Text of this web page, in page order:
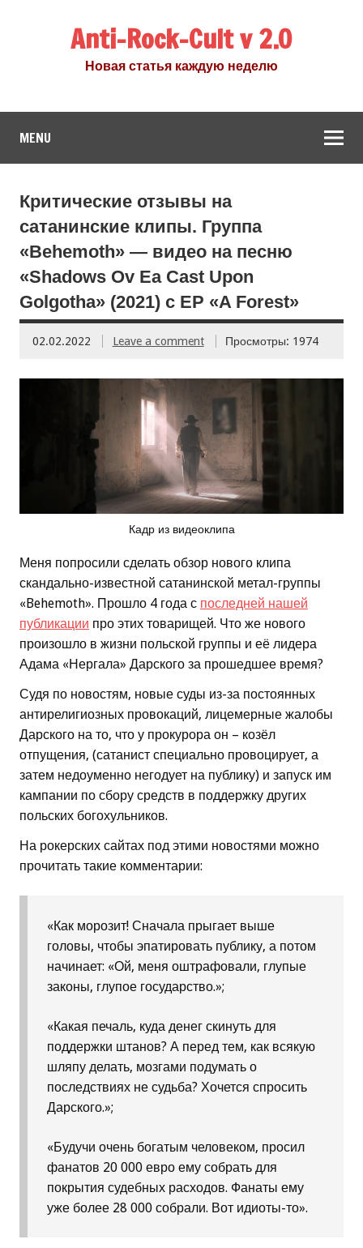
Anti-Rock-Cult v 2.0
Новая статья каждую неделю
MENU
Критические отзывы на
сатанинские клипы. Группа
«Behemoth» — видео на песню
«Shadows Ov Ea Cast Upon
Golgotha» (2021) с EP «A Forest»
02.02.2022 Leave a comment Просмотры: 1974
Кадр из видеоклипа
Меня попросили сделать обзор нового клипа
скандально-известной сатанинской метал-группы
«Behemoth». Прошло 4 года с последней нашей
публикации про этих товарищей. Что же нового
произошло в жизни польской группы и её лидера
Адама «Нергала» Дарского за прошедшее время?
Судя по новостям, новые суды из-за постоянных
антирелигиозных провокаций, лицемерные жалобы
Дарского на то, что у прокурора он – козёл
отпущения, (сатанист специально провоцирует, а
затем недоуменно негодует на публику) и запуск им
кампании по сбору средств в поддержку других
польских богохульников.
На рокерских сайтах под этими новостями можно
прочитать такие комментарии:
«Как морозит! Сначала прыгает выше
головы, чтобы эпатировать публику, а потом
начинает: «Ой, меня оштрафовали, глупые
законы, глупое государство.»;
«Какая печаль, куда денег скинуть для
поддержки штанов? А перед тем, как всякую
шляпу делать, мозгами подумать о
последствиях не судьба? Хочется спросить
Дарского.»;
«Будучи очень богатым человеком, просил
фанатов 20 000 евро ему собрать для
покрытия судебных расходов. Фанаты ему
уже более 28 000 собрали. Вот идиоты-то».